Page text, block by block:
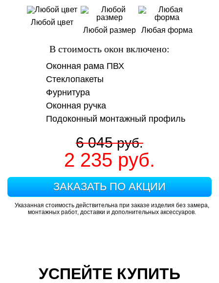
Любой цвет
Любой размер
Любая форма
В стоимость окон включено:
Оконная рама ПВХ
Стеклопакеты
Фурнитура
Оконная ручка
Подоконный монтажный профиль
6 045руб.
2 235 руб.
ЗАКАЗАТЬ ПО АКЦИИ
Указанная стоимость действительна при заказе изделия без замера,
монтажных работ, доставки и дополнительных аксессуаров.
УСПЕЙТЕ КУПИТЬ